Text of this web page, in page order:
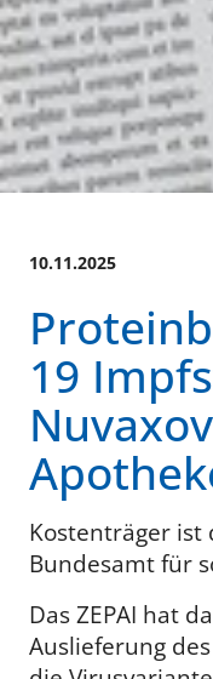
10.11.2025
19
Kostenträger ist
Bundesamt für
Das ZEPAI hat
Auslieferung